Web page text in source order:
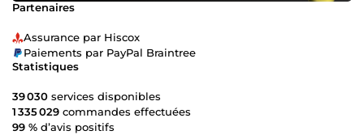
Partenaires
Assurance par Hiscox
Paiements par PayPal Braintree
Statistiques
39 030 services disponibles
1 335 029 commandes effectuées
99 % d’avis positifs